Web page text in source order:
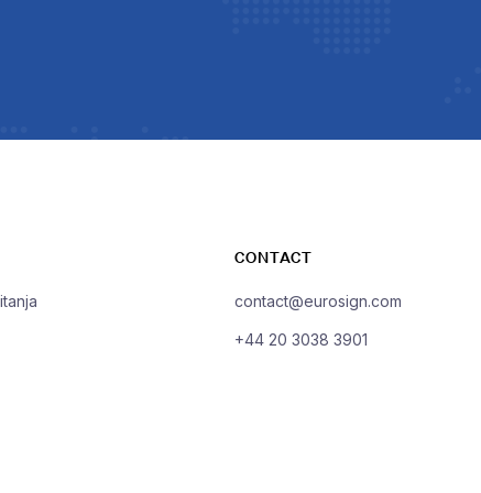
CONTACT
contact@eurosign.com
+44 20 3038 3901